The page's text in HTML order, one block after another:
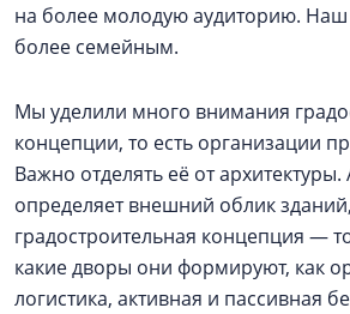
на более молодую аудиторию. Наш
более семейным.
Мы уделили много внимания
концепции, то есть организации
Важно отделять её от архитектуры.
определяет внешний облик
градостроительная концепция —
какие дворы они формируют, как
логистика, активная и пассивная